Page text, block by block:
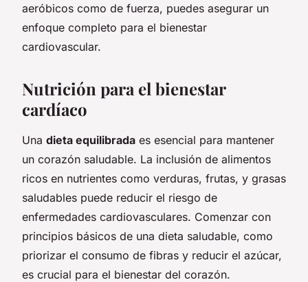
aeróbicos como de fuerza, puedes asegurar un
enfoque completo para el bienestar
cardiovascular.
Nutrición para el bienestar
cardíaco
Una dieta equilibrada es esencial para mantener
un corazón saludable. La inclusión de alimentos
ricos en nutrientes como verduras, frutas, y grasas
saludables puede reducir el riesgo de
enfermedades cardiovasculares. Comenzar con
principios básicos de una dieta saludable, como
priorizar el consumo de fibras y reducir el azúcar,
es crucial para el bienestar del corazón.